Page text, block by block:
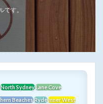
です。
North SydneyLane Cove
BeachesRydeInner West